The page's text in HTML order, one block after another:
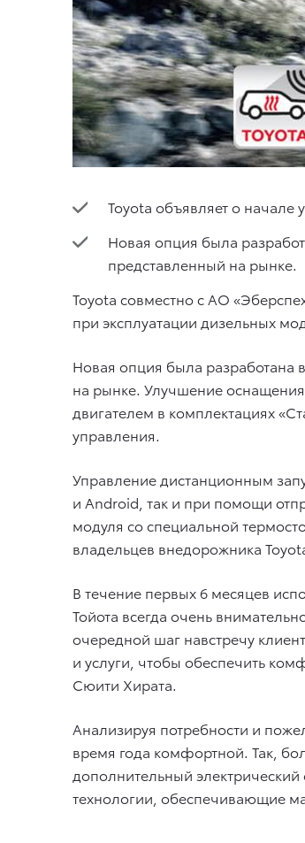
Toyota объявляет о начале
Новая опция была
представленный на рынке.
Toyota совместно с АО
при эксплуатации дизельных
Новая опция была разработана
на рынке. Улучшение
двигателем в комплектациях
управления.
Управление дистанционным
и Android, так и при помощи
модуля со специальной
владельцев внедорожника
В течение первых 6 месяцев
Тойота всегда очень
очередной шаг навстречу
и услуги, чтобы обеспечить
Сюити Хирата.
Анализируя потребности и
время года комфортной. Так,
дополнительный
технологии, обеспечивающие